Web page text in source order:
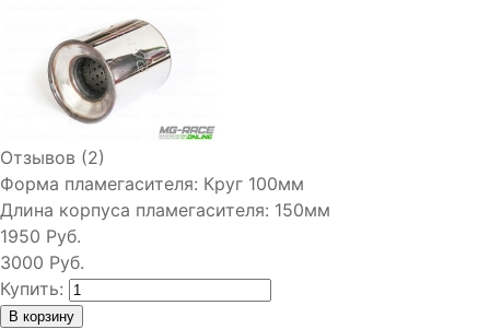
Отзывов (2)
Форма пламегасителя: Круг 100мм
Длина корпуса пламегасителя: 150мм
1950 Руб.
3000 Руб.
Купить: